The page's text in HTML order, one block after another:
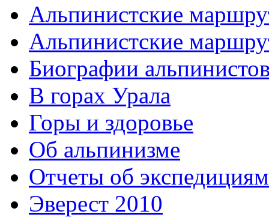
Альпинистские
Альпинистские
Биографии
В горах Урала
Горы и здоровье
Об альпинизме
Отчеты об экспедициям
Эверест 2010